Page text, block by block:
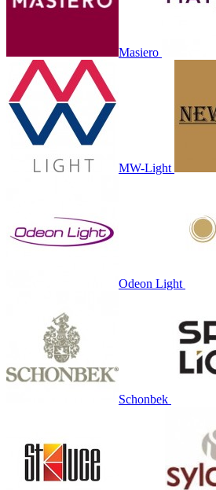
Masiero
MW-Light
Odeon Light
Schonbek